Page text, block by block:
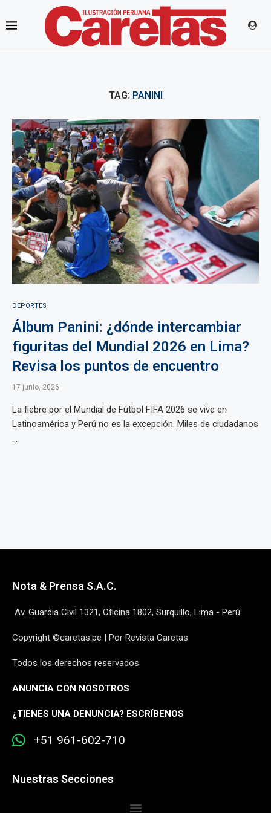
TAG: PANINI
DEPORTES
Álbum Panini: ¿dónde intercambiar
figuritas del Mundial 2026 en Lima?
Revisa los puntos de encuentro
17 junio, 2026
La fiebre por el Mundial de Fútbol FIFA 2026 se vive en
Latinoamérica y Perú no es la excepción. Miles de ciudadanos
...
Nota & Prensa S.A.C.
Av. Guardia Civil 1321, Oficina 1802, Surquillo, Lima - Perú
Copyright ©caretas.pe | Por Revista Caretas
Todos los derechos reservados
ANUNCIA CON NOSOTROS
¿TIENES UNA DENUNCIA? ESCRÍBENOS
+51 961-602-710
Nuestras Secciones